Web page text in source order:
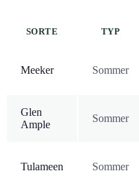
SORTE TYP
Meeker Sommer
Glen
Ample
Sommer
Tulameen Sommer